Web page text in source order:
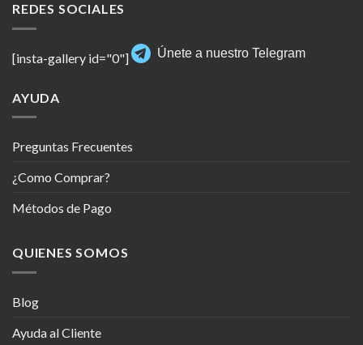
REDES SOCIALES
[insta-gallery id="0"] Únete a nuestro Telegram
AYUDA
Preguntas Frecuentes
¿Como Comprar?
Métodos de Pago
QUIENES SOMOS
Blog
Ayuda al Cliente